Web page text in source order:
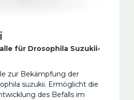
für Drosophila Suzukii-
zur Bekämpfung der
suzukii. Ermöglicht die
des Befalls im